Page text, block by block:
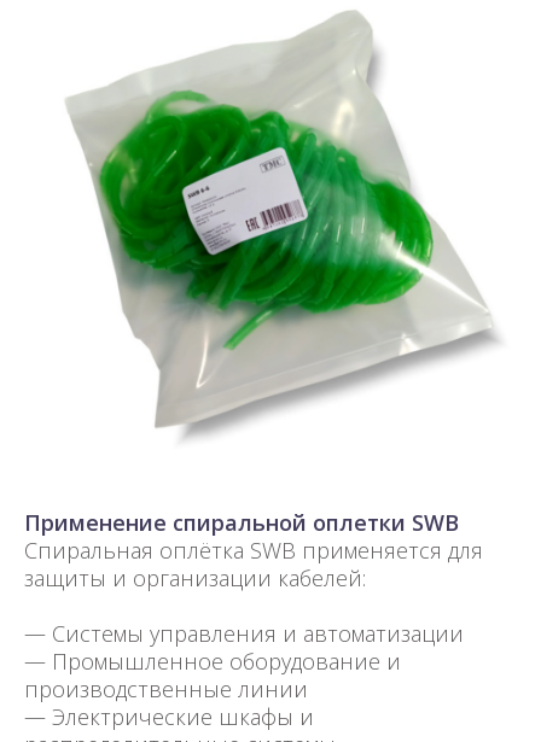
Применение спиральной оплетки SWB
Спиральная оплётка SWB применяется для
защиты и организации кабелей:
— Системы управления и автоматизации
— Промышленное оборудование и
производственные линии
— Электрические шкафы и